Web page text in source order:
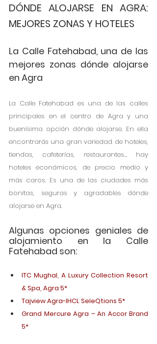
DÓNDE ALOJARSE EN AGRA:
MEJORES ZONAS Y HOTELES
La Calle Fatehabad, una de las
mejores zonas dónde alojarse
en Agra
La Calle Fatehabad es una de las calles
principales en el centro de Agra y una
buenísima opción dónde alojarse. En ella
encontrarás una gran variedad de hoteles,
tiendas, cafeterías, restaurantes… hay
hoteles económicos, de precio medio y
más caros. Es una de las ciudades más
bonitas, seguras y agradables dónde
alojarse en Agra.
Algunas opciones geniales de
alojamiento en la Calle
Fatehabad son:
ITC Mughal, A Luxury Collection Resort
& Spa, Agra 5*
Tajview Agra-IHCL SeleQtions 5*
Grand Mercure Agra – An Accor Brand
5*